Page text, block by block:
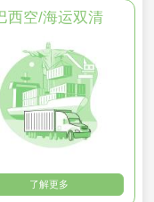
西空/海运双清
了解更多